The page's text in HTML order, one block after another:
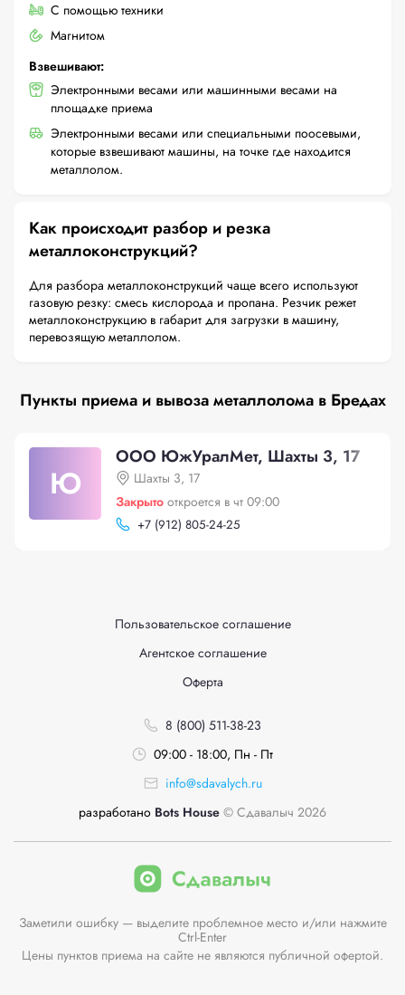
С помощью техники
Магнитом
Взвешивают:
Электронными весами или машинными весами на
площадке приема
Электронными весами или специальными поосевыми,
которые взвешивают машины, на точке где находится
металлолом.
Как происходит разбор и резка
металлоконструкций?
Для разбора металлоконструкций чаще всего используют
газовую резку: смесь кислорода и пропана. Резчик режет
металлоконструкцию в габарит для загрузки в машину,
перевозящую металлолом.
Пункты приема и вывоза металлолома в Бредах
Ю
ООО ЮжУралМет, Шахты 3, 17
Шахты 3, 17
Закрыто откроется в чт 09:00
+7 (912) 805-24-25
Пользовательское соглашение
Агентское соглашение
Оферта
8 (800) 511-38-23
09:00 - 18:00, Пн - Пт
info@sdavalych.ru
разработано Bots House © Сдавалыч 2026
Заметили ошибку — выделите проблемное место и/или нажмите
Ctrl-Enter
Цены пунктов приема на сайте не являются публичной офертой.